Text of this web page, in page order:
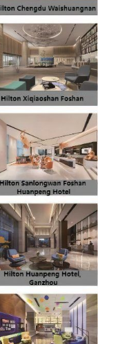
مبلمان هتل
مبلمان ویلا
مبلمان آپارتمان
مبلمان باشگاه تجاری
مبلمان اتاق غذا
مبلمان اداری
اثاث ثابت
مبلمان روکش شده